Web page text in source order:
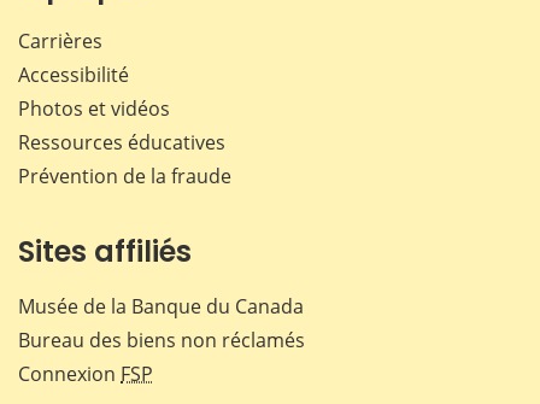
Carrières
Accessibilité
Photos et vidéos
Ressources éducatives
Prévention de la fraude
Sites affiliés
Musée de la Banque du Canada
Bureau des biens non réclamés
Connexion FSP